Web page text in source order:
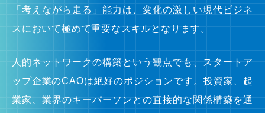
「考えながら走る」能力は、変化の激しい現代ビジネ
スにおいて極めて重要なスキルとなります。
人的ネットワークの構築という観点でも、スタートア
ップ企業のCAOは絶好のポジションです。投資家、起
業家、業界のキーパーソンとの直接的な関係構築を通